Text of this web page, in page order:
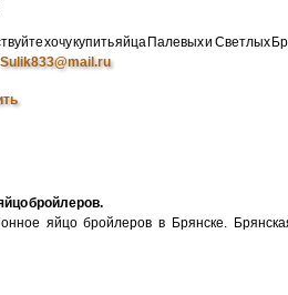
хочу купить яйца Палевых и Светлых
Sulik833@mail.ru
бройлеров.
яйцо бройлеров в Брянске.